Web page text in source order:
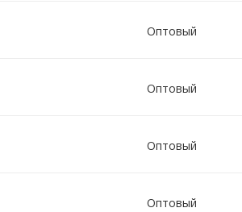
Оптовый
Оптовый
Оптовый
Оптовый